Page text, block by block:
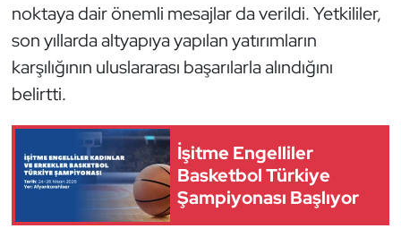
noktaya dair önemli mesajlar da verildi. Yetkililer,
son yıllarda altyapıya yapılan yatırımların
karşılığının uluslararası başarılarla alındığını
belirtti.
İşitme Engelliler
Basketbol Türkiye
Şampiyonası Başlıyor
Okçuluk
Optimist
Oryantiring
Özel Sporcular
Paralimpik